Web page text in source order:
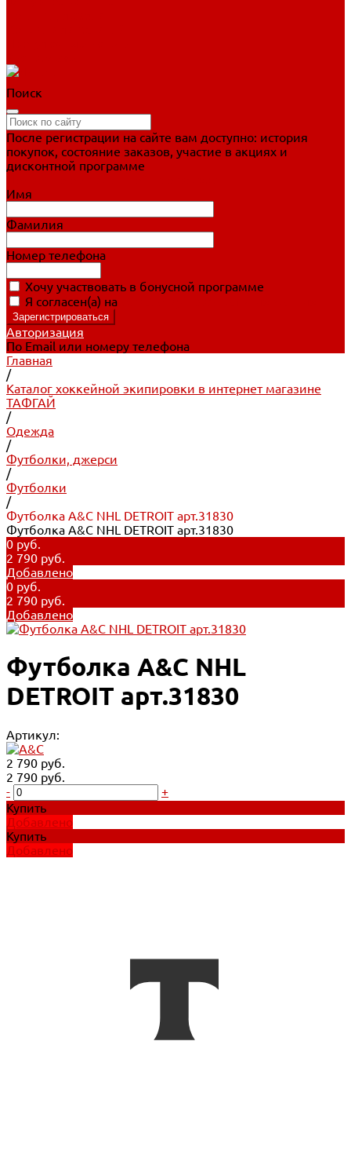
Поиск
После регистрации на сайте вам доступно: история
покупок, состояние заказов, участие в акциях и
дисконтной программе
Имя
Фамилия
Номер телефона
Хочу участвовать в бонусной программе
Я согласен(а) на
Авторизация
По Email или номеру телефона
Главная
/
Каталог хоккейной экипировки в интернет магазине
ТАФГАЙ
/
Одежда
/
Футболки, джерси
/
Футболки
/
Футболка A&C NHL DETROIT арт.31830
Футболка A&C NHL DETROIT арт.31830
0 руб.
2 790 руб.
Добавлено
0 руб.
2 790 руб.
Добавлено
Футболка A&C NHL
DETROIT арт.31830
Артикул:
2 790 руб.
2 790 руб.
-
+
Купить
Добавлено
Купить
Добавлено